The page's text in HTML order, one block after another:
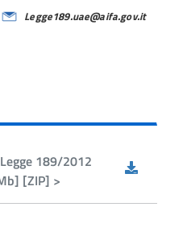
Legge189.uae@aifa.gov.it
189/2012
[ZIP] >